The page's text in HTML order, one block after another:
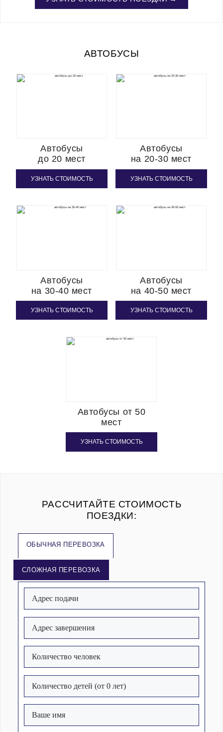
АВТОБУСЫ
Автобусы
до 20 мест
УЗНАТЬ СТОИМОСТЬ
Автобусы
на 20-30 мест
УЗНАТЬ СТОИМОСТЬ
Автобусы
на 30-40 мест
УЗНАТЬ СТОИМОСТЬ
Автобусы
на 40-50 мест
УЗНАТЬ СТОИМОСТЬ
Автобусы от 50
мест
УЗНАТЬ СТОИМОСТЬ
РАССЧИТАЙТЕ СТОИМОСТЬ
ПОЕЗДКИ:
ОБЫЧНАЯ ПЕРЕВОЗКА
СЛОЖНАЯ ПЕРЕВОЗКА